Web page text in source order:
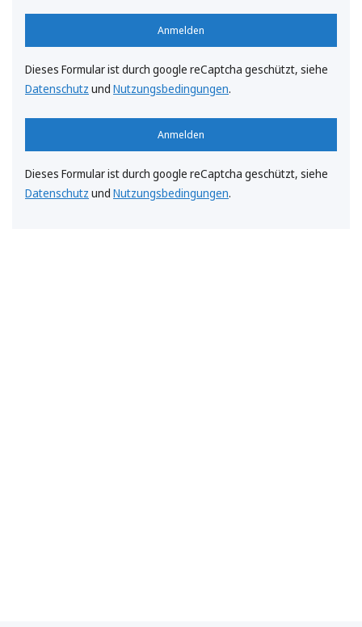
Anmelden
Dieses Formular ist durch google reCaptcha geschützt, siehe
Datenschutz und Nutzungsbedingungen.
Anmelden
Dieses Formular ist durch google reCaptcha geschützt, siehe
Datenschutz und Nutzungsbedingungen.